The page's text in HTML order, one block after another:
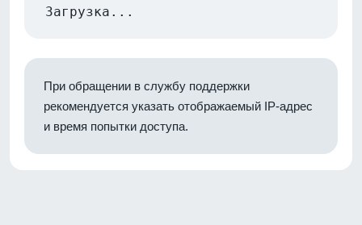
Загрузка...
При обращении в службу поддержки
рекомендуется указать отображаемый IP-адрес
и время попытки доступа.